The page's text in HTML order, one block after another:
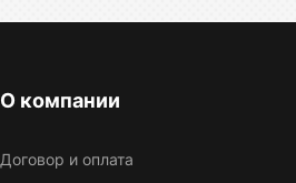
О компании
Договор и оплата